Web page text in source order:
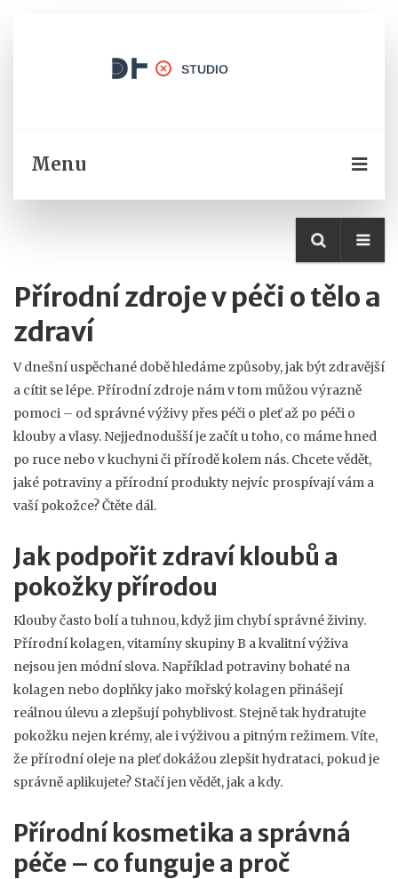
Menu
Přírodní zdroje v péči o tělo a
zdraví
V dnešní uspěchané době hledáme způsoby, jak být zdravější
a cítit se lépe. Přírodní zdroje nám v tom můžou výrazně
pomoci – od správné výživy přes péči o pleť až po péči o
klouby a vlasy. Nejjednodušší je začít u toho, co máme hned
po ruce nebo v kuchyni či přírodě kolem nás. Chcete vědět,
jaké potraviny a přírodní produkty nejvíc prospívají vám a
vaší pokožce? Čtěte dál.
Jak podpořit zdraví kloubů a
pokožky přírodou
Klouby často bolí a tuhnou, když jim chybí správné živiny.
Přírodní kolagen, vitamíny skupiny B a kvalitní výživa
nejsou jen módní slova. Například potraviny bohaté na
kolagen nebo doplňky jako mořský kolagen přinášejí
reálnou úlevu a zlepšují pohyblivost. Stejně tak hydratujte
pokožku nejen krémy, ale i výživou a pitným režimem. Víte,
že přírodní oleje na pleť dokážou zlepšit hydrataci, pokud je
správně aplikujete? Stačí jen vědět, jak a kdy.
Přírodní kosmetika a správná
péče – co funguje a proč